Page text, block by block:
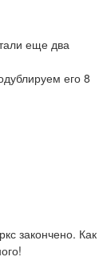
еще два
его 8
закончено. Как